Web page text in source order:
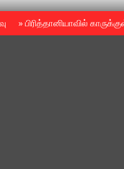
»பிரித்தானியாவில்